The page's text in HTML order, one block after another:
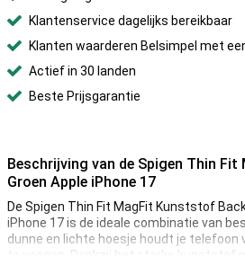
Klantenservice dagelijks bereikbaar
Klanten waarderen Belsimpel met
Actief in 30 landen
Beste Prijsgarantie
Beschrijving van de Spigen Thin Fit
Groen Apple iPhone 17
De Spigen Thin Fit MagFit Kunststof
iPhone 17 is de ideale combinatie van
dunne en lichte hoesje houdt je telefoon